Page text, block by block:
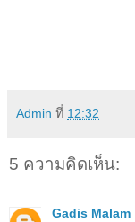
Admin ที่ 12:32
5 ความคิดเห็น:
Gadis Malam